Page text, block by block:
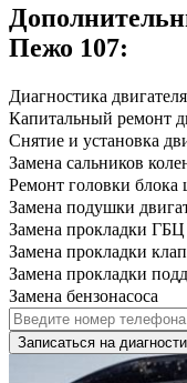
Пежо 107:
Диагностика двигателя
Капитальный ремонт
Снятие и установка
Замена сальников
Ремонт головки блока
Замена подушки
Замена прокладки ГБЦ
Замена прокладки
Замена прокладки
Замена бензонасоса